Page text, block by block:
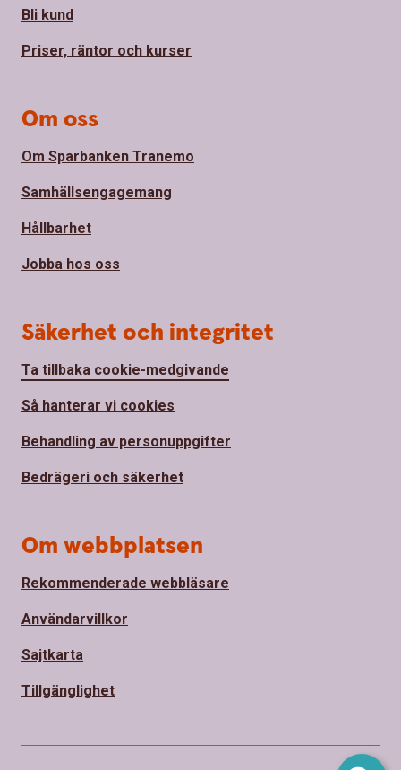
Bli kund
Priser, räntor och kurser
Om oss
Om Sparbanken Tranemo
Samhällsengagemang
Hållbarhet
Jobba hos oss
Säkerhet och integritet
Ta tillbaka cookie-medgivande
Så hanterar vi cookies
Behandling av personuppgifter
Bedrägeri och säkerhet
Om webbplatsen
Rekommenderade webbläsare
Användarvillkor
Sajtkarta
Tillgänglighet